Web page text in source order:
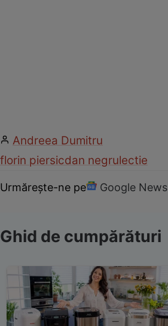
Andreea Dumitru
florin piersicdan negrulectie
Urmărește-ne pe Google News
Ghid de cumpărături